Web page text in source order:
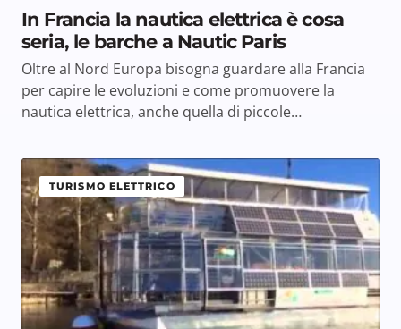
In Francia la nautica elettrica è cosa
seria, le barche a Nautic Paris
Oltre al Nord Europa bisogna guardare alla Francia
per capire le evoluzioni e come promuovere la
nautica elettrica, anche quella di piccole…
TURISMO ELETTRICO